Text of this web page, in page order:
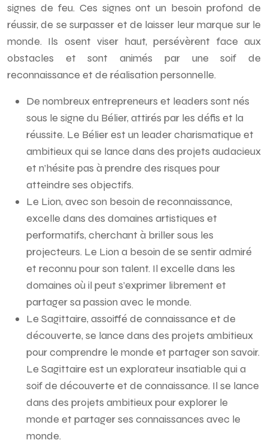
signes de feu. Ces signes ont un besoin profond de
réussir, de se surpasser et de laisser leur marque sur le
monde. Ils osent viser haut, persévèrent face aux
obstacles et sont animés par une soif de
reconnaissance et de réalisation personnelle.
De nombreux entrepreneurs et leaders sont nés
sous le signe du Bélier, attirés par les défis et la
réussite. Le Bélier est un leader charismatique et
ambitieux qui se lance dans des projets audacieux
et n’hésite pas à prendre des risques pour
atteindre ses objectifs.
Le Lion, avec son besoin de reconnaissance,
excelle dans des domaines artistiques et
performatifs, cherchant à briller sous les
projecteurs. Le Lion a besoin de se sentir admiré
et reconnu pour son talent. Il excelle dans les
domaines où il peut s’exprimer librement et
partager sa passion avec le monde.
Le Sagittaire, assoiffé de connaissance et de
découverte, se lance dans des projets ambitieux
pour comprendre le monde et partager son savoir.
Le Sagittaire est un explorateur insatiable qui a
soif de découverte et de connaissance. Il se lance
dans des projets ambitieux pour explorer le
monde et partager ses connaissances avec le
monde.